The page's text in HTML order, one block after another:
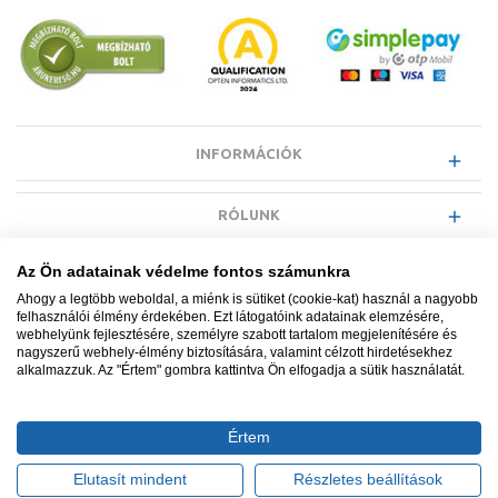
INFORMÁCIÓK
RÓLUNK
EGYÉB INFORMÁCIÓK
VÁSÁRLÓI INFORMÁCIÓK
Minden jog fenntartva. © Adatkezelés nyilvántartási száma NAIH-
Az Ön adatainak védelme fontos számunkra
Ahogy a legtöbb weboldal, a miénk is sütiket (cookie-kat) használ a nagyobb
felhasználói élmény érdekében. Ezt látogatóink adatainak elemzésére,
webhelyünk fejlesztésére, személyre szabott tartalom megjelenítésére és
nagyszerű webhely-élmény biztosítására, valamint célzott hirdetésekhez
alkalmazzuk. Az "Értem" gombra kattintva Ön elfogadja a sütik használatát.
Értem
Elutasít mindent Részletes beállítások